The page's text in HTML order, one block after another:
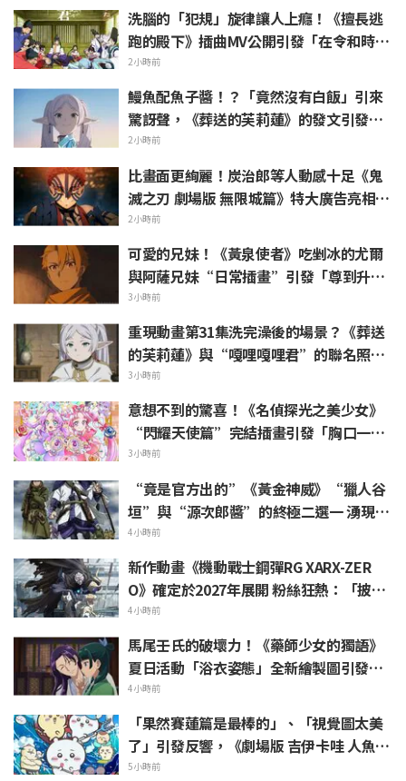
洗腦的「犯規」旋律讓人上癮！《擅長逃
跑的殿下》插曲MV公開引發「在令和時代
的歷史劇裡出角色歌」話題沸騰
2小時前
鰻魚配魚子醬！？「竟然沒有白飯」引來
驚訝聲，《葬送的芙莉蓮》的發文引發
「白燒真懂吃」的反響
2小時前
比畫面更絢麗！炭治郎等人動感十足《鬼
滅之刃 劇場版 無限城篇》特大廣告亮相池
袋引發熱烈反響
2小時前
可愛的兄妹！《黃泉使者》吃剉冰的尤爾
與阿薩兄妹“日常插畫”引發「尊到升
天」「根本是情侶吧」等熱烈聲浪
3小時前
重現動畫第31集洗完澡後的場景？《葬送
的芙莉蓮》與“嘎哩嘎哩君”的聯名照片
被熱議「好像把浴巾捲在頭髮上一樣」
3小時前
意想不到的驚喜！《名偵探光之美少女》
“閃耀天使篇”完結插畫引發「胸口一
緊」「感受到了製作組的愛」等熱烈反響
3小時前
“竟是官方出的”《黃金神威》“獵人谷
垣”與“源次郎醬”的終極二選一 湧現
「兩個都喜歡」的熱烈聲浪
4小時前
新作動畫《機動戰士鋼彈RG XARX-ZER
O》確定於2027年展開 粉絲狂熱：「披風
加上像野獸般的手臂！！」「主角機相當
帥氣」
4小時前
馬尾壬氏的破壞力！《藥師少女的獨語》
夏日活動「浴衣姿態」全新繪製圖引發
「心臟真的受不了一誰來救救我」、「應
該要刻成壁畫保存下來」
4小時前
「果然賽蓮篇是最棒的」、「視覺圖太美
了」引發反響，《劇場版 吉伊卡哇 人魚島
的秘密》於今日7月24日上映
5小時前